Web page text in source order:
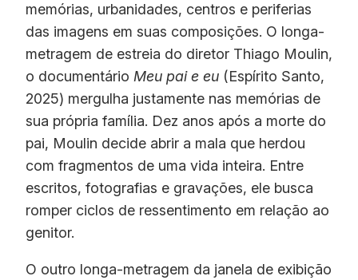
memórias, urbanidades, centros e periferias
das imagens em suas composições. O longa-
metragem de estreia do diretor Thiago Moulin,
o documentário Meu pai e eu (Espírito Santo,
2025) mergulha justamente nas memórias de
sua própria família. Dez anos após a morte do
pai, Moulin decide abrir a mala que herdou
com fragmentos de uma vida inteira. Entre
escritos, fotografias e gravações, ele busca
romper ciclos de ressentimento em relação ao
genitor.
O outro longa-metragem da janela de exibição